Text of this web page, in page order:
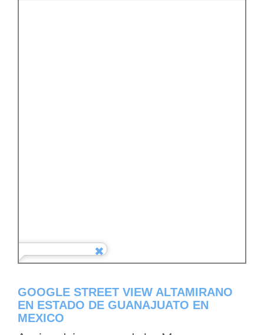
GOOGLE STREET VIEW ALTAMIRANO
EN ESTADO DE GUANAJUATO EN
MEXICO